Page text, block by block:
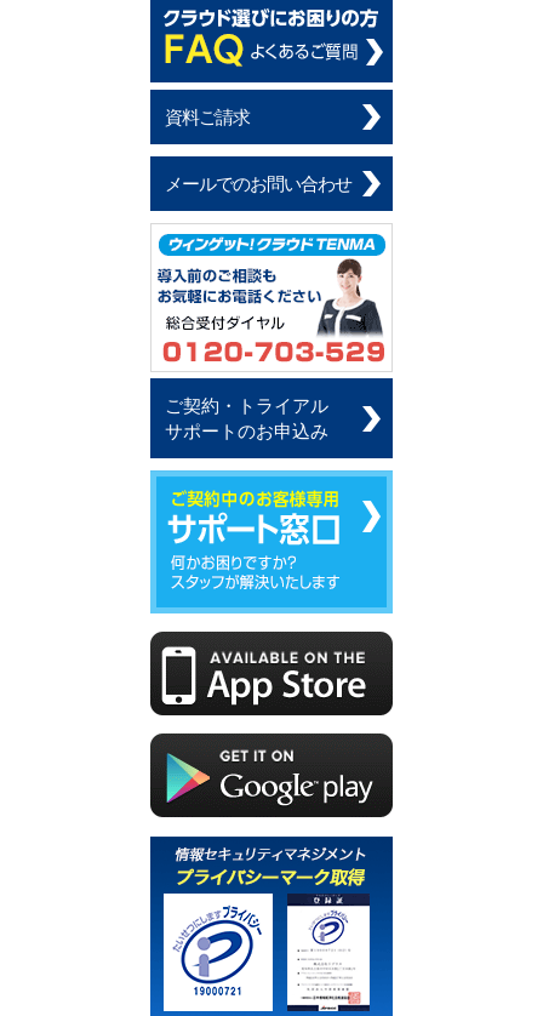
資料ご請求
メールでのお問い合わせ
ご契約・トライアル
サポートのお申込み